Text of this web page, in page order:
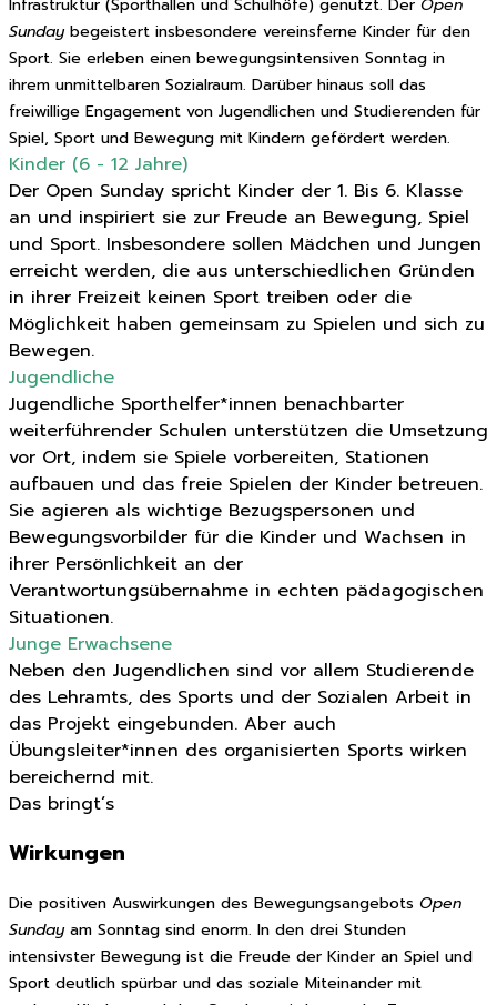
Infrastruktur (Sporthallen und Schulhöfe) genutzt. Der Open
Sundaybegeistert insbesondere vereinsferne Kinder für den
Sport. Sie erleben einen bewegungsintensiven Sonntag in
ihrem unmittelbaren Sozialraum. Darüber hinaus soll das
freiwillige Engagement von Jugendlichen und Studierenden für
Spiel, Sport und Bewegung mit Kindern gefördert werden.
Kinder (6 - 12 Jahre)
Der Open Sunday spricht Kinder der 1. Bis 6. Klasse
an und inspiriert sie zur Freude an Bewegung, Spiel
und Sport. Insbesondere sollen Mädchen und Jungen
erreicht werden, die aus unterschiedlichen Gründen
in ihrer Freizeit keinen Sport treiben oder die
Möglichkeit haben gemeinsam zu Spielen und sich zu
Bewegen.
Jugendliche
Jugendliche Sporthelfer*innen benachbarter
weiterführender Schulen unterstützen die Umsetzung
vor Ort, indem sie Spiele vorbereiten, Stationen
aufbauen und das freie Spielen der Kinder betreuen.
Sie agieren als wichtige Bezugspersonen und
Bewegungsvorbilder für die Kinder und Wachsen in
ihrer Persönlichkeit an der
Verantwortungsübernahme in echten pädagogischen
Situationen.
Junge Erwachsene
Neben den Jugendlichen sind vor allem Studierende
des Lehramts, des Sports und der Sozialen Arbeit in
das Projekt eingebunden. Aber auch
Übungsleiter*innen des organisierten Sports wirken
bereichernd mit.
Das bringt´s
Wirkungen
Die positiven Auswirkungen des Bewegungsangebots Open
Sundayam Sonntag sind enorm. In den drei Stunden
intensivster Bewegung ist die Freude der Kinder an Spiel und
Sport deutlich spürbar und das soziale Miteinander mit